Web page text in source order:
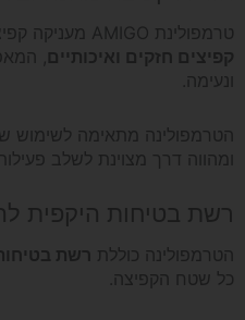
טרמפולינת AMIGO מעניקה קפיצה גבוהה ורכה בזכות
קפיצים חזקים ואיכותיים ,
ונעימה.
הטרמפולינה מתאימה לשימוש של
ומהווה דרך מצוינת לשלב
רשת בטיחות היקפית
הטרמפולינה כוללת רשת
כל שטח הקפיצה.